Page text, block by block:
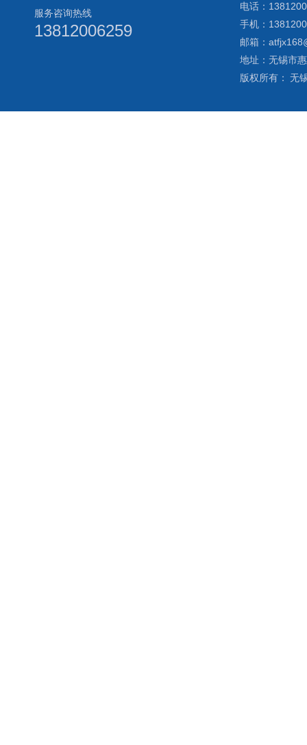
服务咨询热线
13812006259
电话：
手机：
邮箱：
地址：无锡市
版权所有： 无